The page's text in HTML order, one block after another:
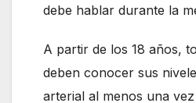
debe hablar durante la
A partir de los 18 años,
deben conocer sus
arterial al menos una